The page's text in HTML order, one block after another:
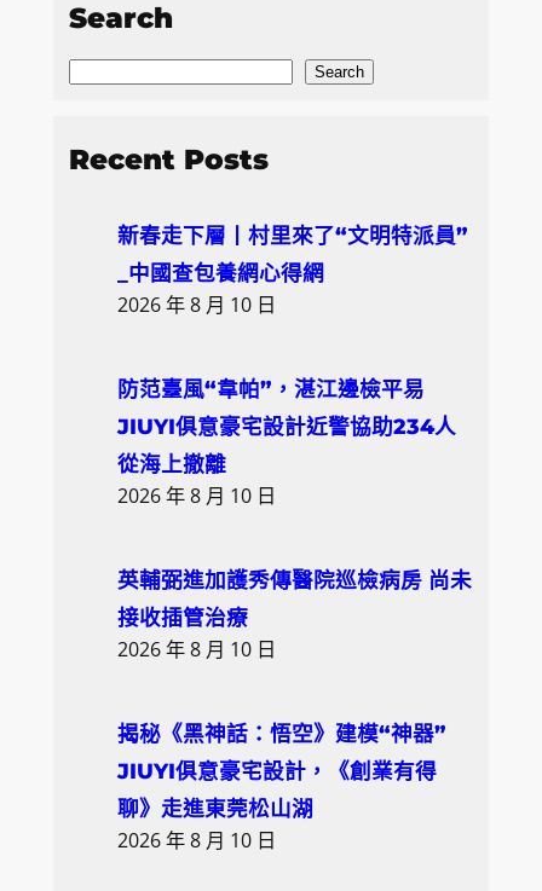
Search
S
a
Search
Recent Posts
新春走下層丨村里來了“文明特派員”
_中國查包養網心得網
2026 年 8 月 10 日
防范臺風“韋帕”，湛江邊檢平易
JIUYI俱意豪宅設計近警協助234人
從海上撤離
2026 年 8 月 10 日
英輔弼進加護秀傳醫院巡檢病房 尚未
接收插管治療
2026 年 8 月 10 日
揭秘《黑神話：悟空》建模“神器”
JIUYI俱意豪宅設計，《創業有得
聊》走進東莞松山湖
2026 年 8 月 10 日